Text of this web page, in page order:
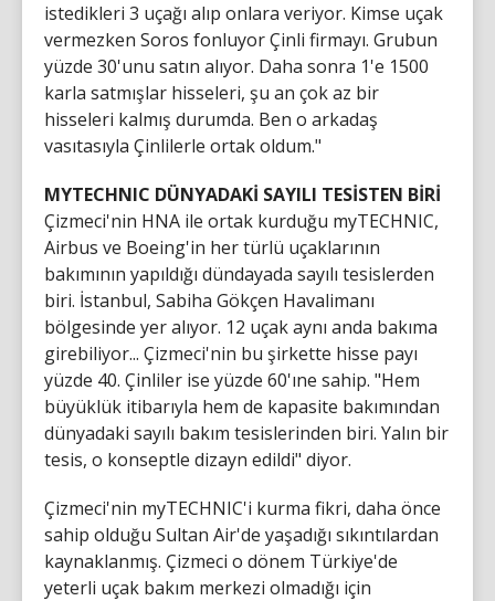
istedikleri 3 uçağı alıp onlara veriyor. Kimse uçak
vermezken Soros fonluyor Çinli firmayı. Grubun
yüzde 30'unu satın alıyor. Daha sonra 1'e 1500
karla satmışlar hisseleri, şu an çok az bir
hisseleri kalmış durumda. Ben o arkadaş
vasıtasıyla Çinlilerle ortak oldum."
MYTECHNIC DÜNYADAKİ SAYILI TESİSTEN BİRİ
Çizmeci'nin HNA ile ortak kurduğu myTECHNIC,
Airbus ve Boeing'in her türlü uçaklarının
bakımının yapıldığı dündayada sayılı tesislerden
biri. İstanbul, Sabiha Gökçen Havalimanı
bölgesinde yer alıyor. 12 uçak aynı anda bakıma
girebiliyor... Çizmeci'nin bu şirkette hisse payı
yüzde 40. Çinliler ise yüzde 60'ıne sahip. "Hem
büyüklük itibarıyla hem de kapasite bakımından
dünyadaki sayılı bakım tesislerinden biri. Yalın bir
tesis, o konseptle dizayn edildi" diyor.
Çizmeci'nin myTECHNIC'i kurma fikri, daha önce
sahip olduğu Sultan Air'de yaşadığı sıkıntılardan
kaynaklanmış. Çizmeci o dönem Türkiye'de
yeterli uçak bakım merkezi olmadığı için